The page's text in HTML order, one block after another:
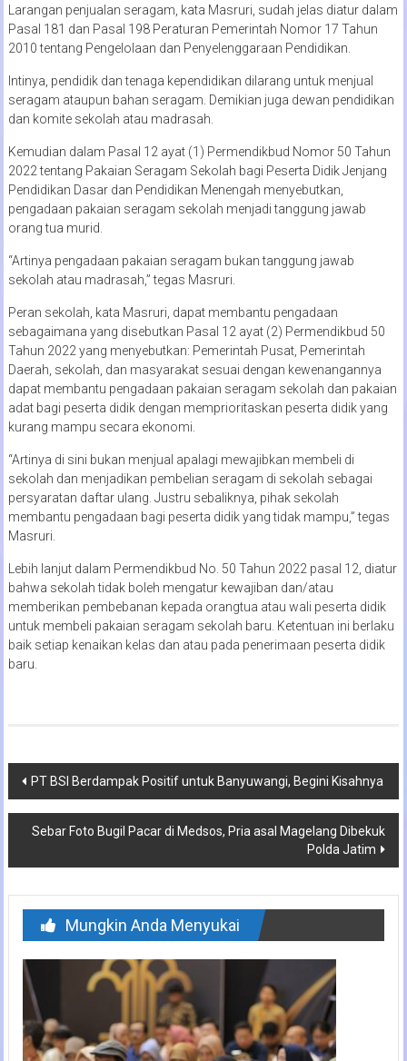
Larangan penjualan seragam, kata Masruri, sudah jelas diatur dalam
Pasal 181 dan Pasal 198 Peraturan Pemerintah Nomor 17 Tahun
2010 tentang Pengelolaan dan Penyelenggaraan Pendidikan.
Intinya, pendidik dan tenaga kependidikan dilarang untuk menjual
seragam ataupun bahan seragam. Demikian juga dewan pendidikan
dan komite sekolah atau madrasah.
Kemudian dalam Pasal 12 ayat (1) Permendikbud Nomor 50 Tahun
2022 tentang Pakaian Seragam Sekolah bagi Peserta Didik Jenjang
Pendidikan Dasar dan Pendidikan Menengah menyebutkan,
pengadaan pakaian seragam sekolah menjadi tanggung jawab
orang tua murid.
“Artinya pengadaan pakaian seragam bukan tanggung jawab
sekolah atau madrasah,” tegas Masruri.
Peran sekolah, kata Masruri, dapat membantu pengadaan
sebagaimana yang disebutkan Pasal 12 ayat (2) Permendikbud 50
Tahun 2022 yang menyebutkan: Pemerintah Pusat, Pemerintah
Daerah, sekolah, dan masyarakat sesuai dengan kewenangannya
dapat membantu pengadaan pakaian seragam sekolah dan pakaian
adat bagi peserta didik dengan memprioritaskan peserta didik yang
kurang mampu secara ekonomi.
“Artinya di sini bukan menjual apalagi mewajibkan membeli di
sekolah dan menjadikan pembelian seragam di sekolah sebagai
persyaratan daftar ulang. Justru sebaliknya, pihak sekolah
membantu pengadaan bagi peserta didik yang tidak mampu,” tegas
Masruri.
Lebih lanjut dalam Permendikbud No. 50 Tahun 2022 pasal 12, diatur
bahwa sekolah tidak boleh mengatur kewajiban dan/atau
memberikan pembebanan kepada orangtua atau wali peserta didik
untuk membeli pakaian seragam sekolah baru. Ketentuan ini berlaku
baik setiap kenaikan kelas dan atau pada penerimaan peserta didik
baru.
Navigasi
pos
PT BSI Berdampak Positif untuk Banyuwangi, Begini Kisahnya
Sebar Foto Bugil Pacar di Medsos, Pria asal Magelang Dibekuk
Polda Jatim
Mungkin Anda Menyukai